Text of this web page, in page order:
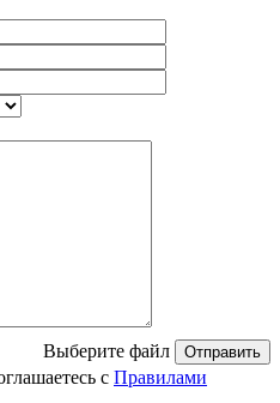
Выберите файл Отправить
с Правилами